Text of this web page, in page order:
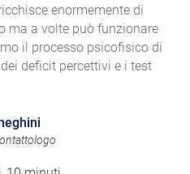
enormemente di
ma a volte può funzionare
il processo psicofisico di
deficit percettivi e i test